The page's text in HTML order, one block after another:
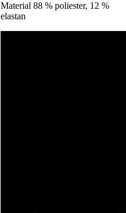
Material 88 % poliester, 12 %
elastan